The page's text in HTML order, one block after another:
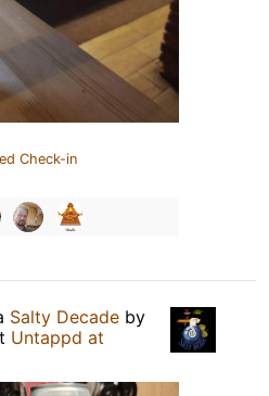
Check-in
Salty Decade by
Untappd at